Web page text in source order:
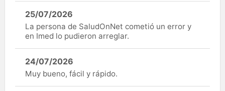
25/07/2026
La persona de SaludOnNet cometió un error y
en Imed lo pudieron arreglar.
24/07/2026
Muy bueno, fácil y rápido.